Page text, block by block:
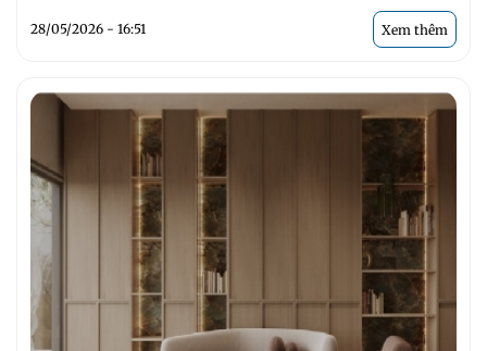
28/05/2026 - 16:51 Xem thêm